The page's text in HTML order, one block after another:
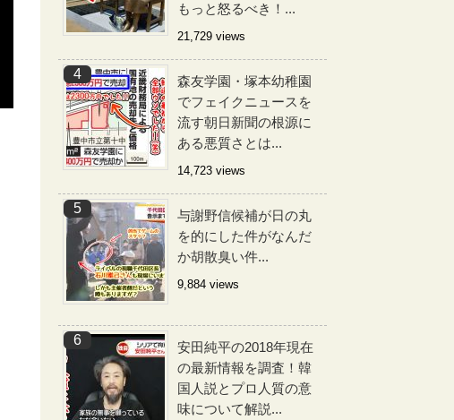
もっと怒るべき！...
21,729 views
森友学園・塚本幼稚園
でフェイクニュースを
流す朝日新聞の根源に
ある悪質さとは...
14,723 views
与謝野信候補が日の丸
を的にした件がなんだ
か胡散臭い件...
9,884 views
安田純平の2018年現在
の最新情報を調査！韓
国人説とプロ人質の意
味について解説...